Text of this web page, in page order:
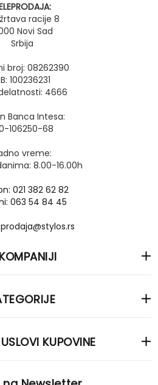
racije 8
Novi Sad
Srbija
broj: 08262390
100236231
4666
Banca Intesa:
106250-68
vreme:
8.00-16.00h
021 382 62 82
063 54 84 45
KUPOVINE